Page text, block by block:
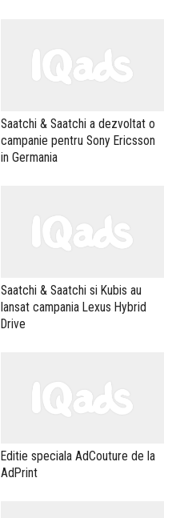
Saatchi & Saatchi a dezvoltat o
campanie pentru Sony Ericsson
in Germania
Saatchi & Saatchi si Kubis au
lansat campania Lexus Hybrid
Drive
Editie speciala AdCouture de la
AdPrint